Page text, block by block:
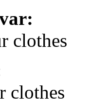
clothes
clothes